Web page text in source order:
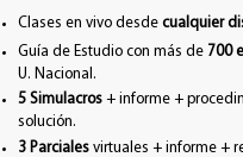
Clases en vivo desde cualquier
Guía de Estudio con más de 700
U. Nacional.
5 Simulacros + informe +
solución.
3 Parciales virtuales + informe +